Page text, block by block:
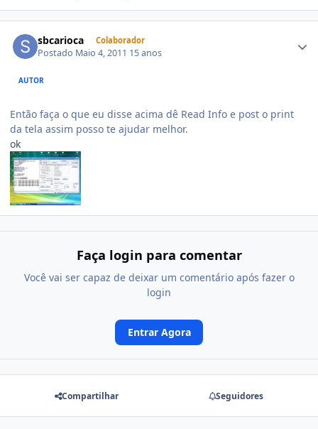
sbcarioca Colaborador
Postado Maio 4, 2011 15 anos
AUTOR
Então faça o que eu disse acima dê Read Info e post o print
da tela assim posso te ajudar melhor.
ok
Faça login para comentar
Você vai ser capaz de deixar um comentário após fazer o
login
Entrar Agora
Compartilhar Seguidores